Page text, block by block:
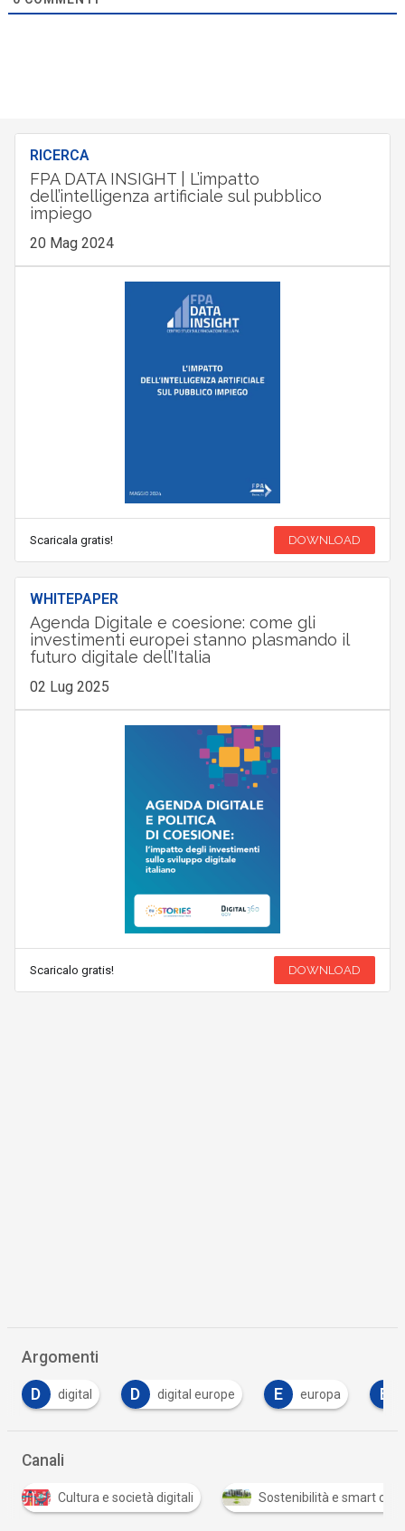
RICERCA
FPA DATA INSIGHT | L’impatto
dell’intelligenza artificiale sul pubblico
impiego
20 Mag 2024
Scaricala gratis! DOWNLOAD
WHITEPAPER
Agenda Digitale e coesione: come gli
investimenti europei stanno plasmando il
futuro digitale dell’Italia
02 Lug 2025
Scaricalo gratis! DOWNLOAD
Argomenti
D digital europe E europa E eurostat
Canali
Cultura e società digitali Sostenibilità e smart city